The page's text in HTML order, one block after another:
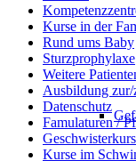
Kurse in der
Rund ums Baby
Sturzprophylaxe
Weitere
Ausbildung
Datenschutz
Famulaturen /
Geschwisterkurs
Kurse im